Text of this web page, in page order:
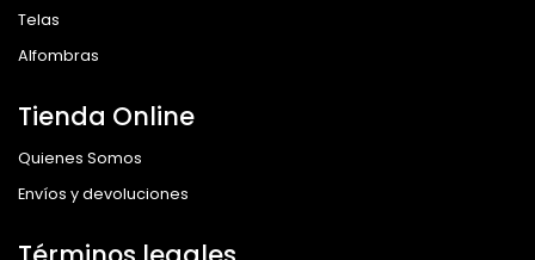
Telas
Alfombras
Tienda Online
Quienes Somos
Envíos y devoluciones